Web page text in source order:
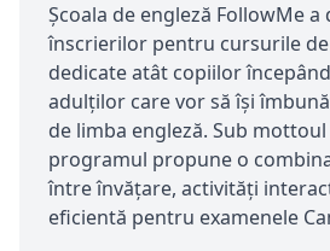
Școala de engleză FollowMe
înscrierilor pentru cursurile de
dedicate atât copiilor
adulților care vor să își
de limba engleză. Sub mottoul
programul propune o
între învățare, activități
eficientă pentru examenele